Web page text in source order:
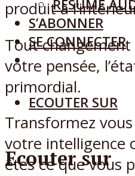
RÉSUMÉ
S’ABONNER
SE CONNECTER
ECOUTER SUR
Ecouter sur
produit à
Tout
votre pensée,
primordial.
Transformez
votre intelligence
êtes ce que vous